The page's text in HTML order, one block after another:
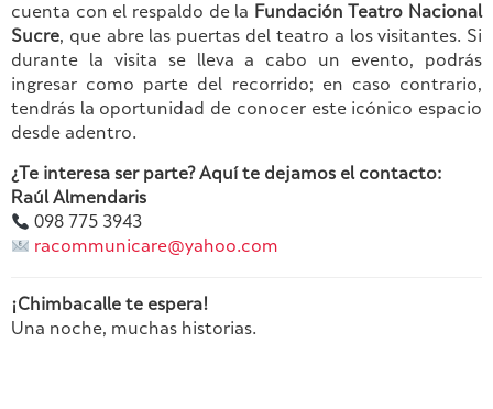
cuenta con el respaldo de la Fundación Teatro Nacional
Sucre, que abre las puertas del teatro a losvisitantes. Si
durante la visita se llevaa cabo un evento, podrás
ingresar como parte del recorrido; en caso contrario,
tendrás la oportunidad de conocer este icónico espacio
desde adentro.
¿ Te interesa ser parte? Aquí te dejamos el contacto:
Raúl Almendaris
098 775 3943
racommunicare@yahoo.com
¡Chimbacalle te espera!
Una noche, muchas historias.